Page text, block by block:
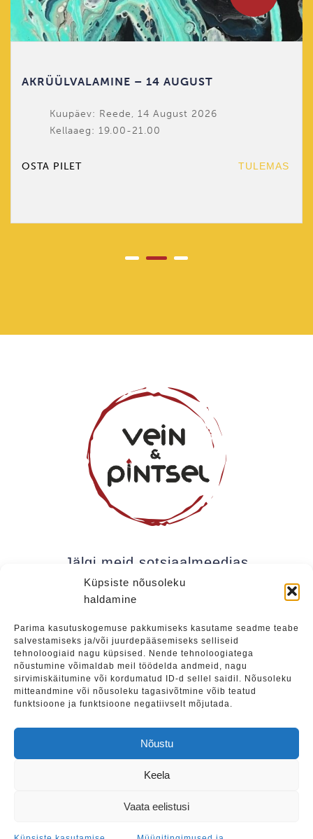
Küpsiste nõusoleku
haldamine
Parima kasutuskogemuse pakkumiseks kasutame seadme teabe
salvestamiseks ja/või juurdepääsemiseks selliseid
tehnoloogiaid nagu küpsised. Nende tehnoloogiatega
nõustumine võimaldab meil töödelda andmeid, nagu
sirvimiskäitumine või kordumatud ID-d sellel saidil. Nõusoleku
mitteandmine või nõusoleku tagasivõtmine võib teatud
funktsioone ja funktsioone negatiivselt mõjutada.
Nõustu
Keela
Vaata eelistusi
AKRÜÜLVALAMINE – 14 AUGUST
Kuupäev: Reede, 14 August 2026
Kellaaeg: 19.00-21.00
OSTA PILET TULEMAS
Jälgi meid sotsiaalmeedias
Kui soovite olla kursis meie uudistega (uued
üritused, eripakkumised jne), soovitame liituda
meie uudiskirjaga.
Müügitingimused ja privaatsuspoliitika